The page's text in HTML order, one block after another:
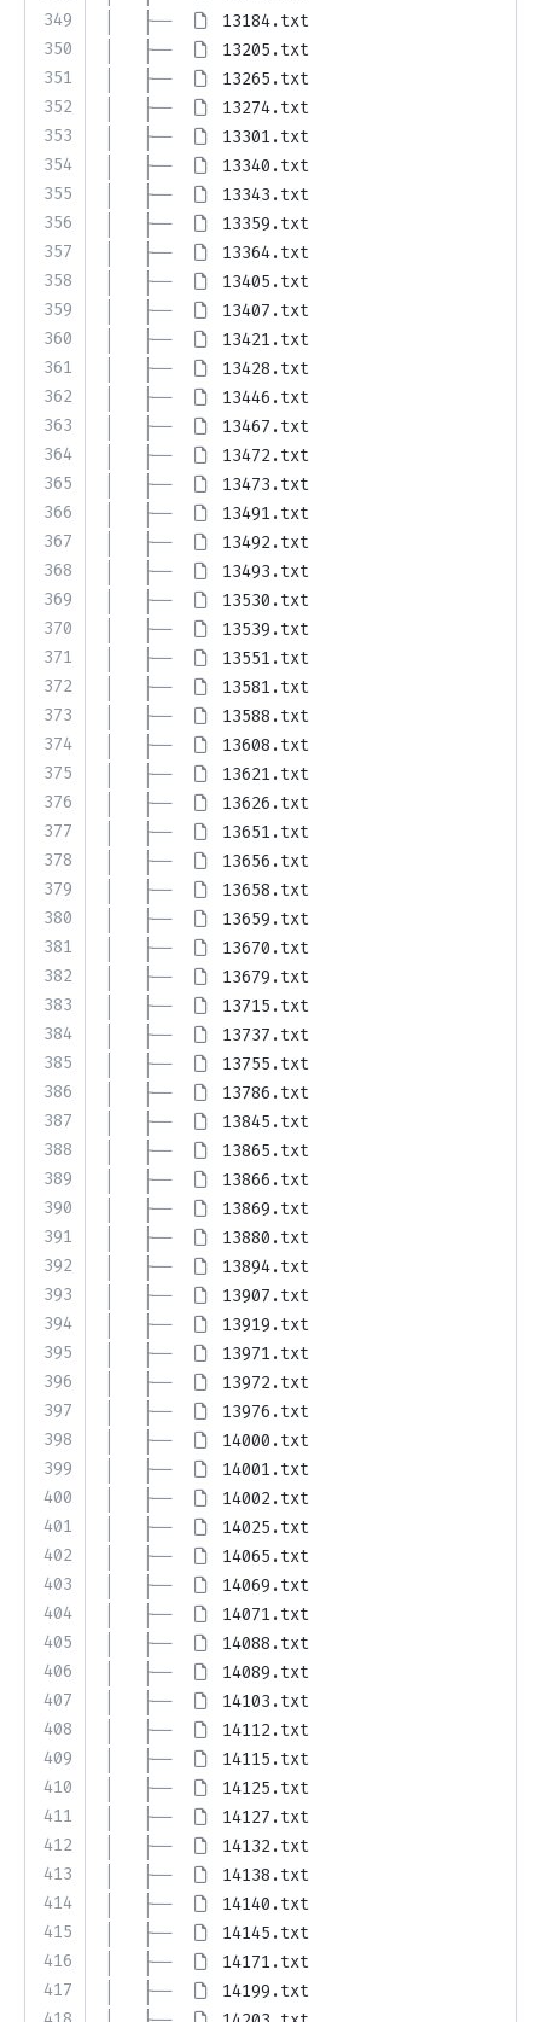
349
350
351
352
353
354
355
356
357
358
359
360
361
362
363
364
365
366
367
368
369
370
371
372
373
374
375
376
377
378
379
380
381
382
383
384
385
386
387
388
389
390
391
392
393
394
395
396
397
398
399
400
401
402
403
404
405
406
407
408
409
410
411
412
413
414
415
416
417
│   ├──
13184.txt
│   ├──
13205.txt
│   ├──
13265.txt
│   ├──
13274.txt
│   ├──
13301.txt
│   ├──
13340.txt
│   ├──
13343.txt
│   ├──
13359.txt
│   ├──
13364.txt
│   ├──
13405.txt
│   ├──
13407.txt
│   ├──
13421.txt
│   ├──
13428.txt
│   ├──
13446.txt
│   ├──
13467.txt
│   ├──
13472.txt
│   ├──
13473.txt
│   ├──
13491.txt
│   ├──
13492.txt
│   ├──
13493.txt
│   ├──
13530.txt
│   ├──
13539.txt
│   ├──
13551.txt
│   ├──
13581.txt
│   ├──
13588.txt
│   ├──
13608.txt
│   ├──
13621.txt
│   ├──
13626.txt
│   ├──
13651.txt
│   ├──
13656.txt
│   ├──
13658.txt
│   ├──
13659.txt
│   ├──
13670.txt
│   ├──
13679.txt
│   ├──
13715.txt
│   ├──
13737.txt
│   ├──
13755.txt
│   ├──
13786.txt
│   ├──
13845.txt
│   ├──
13865.txt
│   ├──
13866.txt
│   ├──
13869.txt
│   ├──
13880.txt
│   ├──
13894.txt
│   ├──
13907.txt
│   ├──
13919.txt
│   ├──
13971.txt
│   ├──
13972.txt
│   ├──
13976.txt
│   ├──
14000.txt
│   ├──
14001.txt
│   ├──
14002.txt
│   ├──
14025.txt
│   ├──
14065.txt
│   ├──
14069.txt
│   ├──
14071.txt
│   ├──
14088.txt
│   ├──
14089.txt
│   ├──
14103.txt
│   ├──
14112.txt
│   ├──
14115.txt
│   ├──
14125.txt
│   ├──
14127.txt
│   ├──
14132.txt
│   ├──
14138.txt
│   ├──
14140.txt
│   ├──
14145.txt
│   ├──
14171.txt
│   ├──
14199.txt